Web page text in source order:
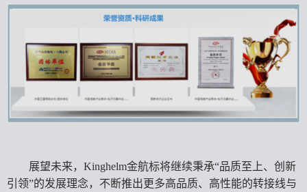
展望未来，Kinghelm金航标将继续秉承“品质至上、创新
引领”的发展理念，不断推出更多高品质、高性能的转接线与